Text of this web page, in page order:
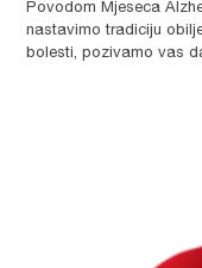
Povodom Mjeseca Alzheimerove bolesti i u želji da zajedno
nastavimo tradiciju
bolesti, pozivamo vas